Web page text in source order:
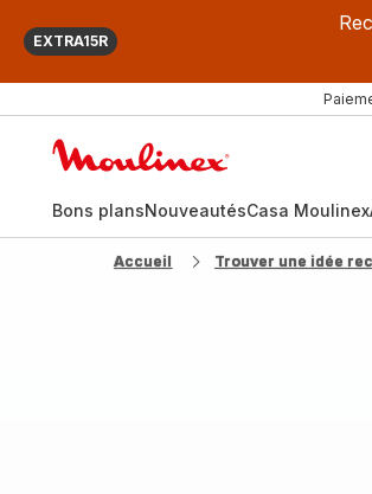
EXTRA15R
Bons plansNouveautésCasa Moulinex
Accueil Trouver une idée